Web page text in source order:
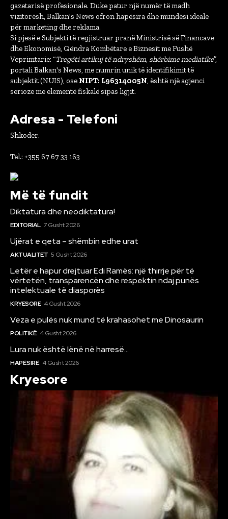
gazetarisë profesionale. Duke patur një numër të madh
vizitorësh, Balkan's News ofron hapësira dhe mundësi ideale
për marketing dhe reklama.
Si pjesë e Subjekti të regjistruar pranë Ministrisë së Financave
dhe Ekonomisë, Qëndra Kombëtare e Biznesit me Fushë
Veprimtarie: “Tregëti artikuj të ndryshëm, shërbime mediatike”,
portali Balkan's News, me numrin unik të identifikimit të
subjektit (NUIS), ose NIPT: L96314005N, është një agjenci
serioze me elementë fiskalë sipas ligjit.
Adresa - Telefoni
Shkoder.
Tel.: +355 67 67 33 163
Më të fundit
Diktatura dhe neodiktatura!
EDITORIAL 7 Gusht 2026
Ujërat e qeta – shëmbin edhe urat
AKTUALITET 5 Gusht 2026
Letër e hapur drejtuar Edi Ramës: një thirrje për të
vërtetën, transparencën dhe respektin ndaj punës
intelektuale të diasporës
KRYESORE 4 Gusht 2026
Veza e pulës nuk mund të krahasohet me Dinosaurin
POLITIKË 4 Gusht 2026
Lura nuk është lënë në harresë…
HAPËSIRË 4 Gusht 2026
Kryesore